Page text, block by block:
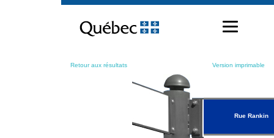
contenu
Retour aux résultats Version imprimable
Rue Rankin